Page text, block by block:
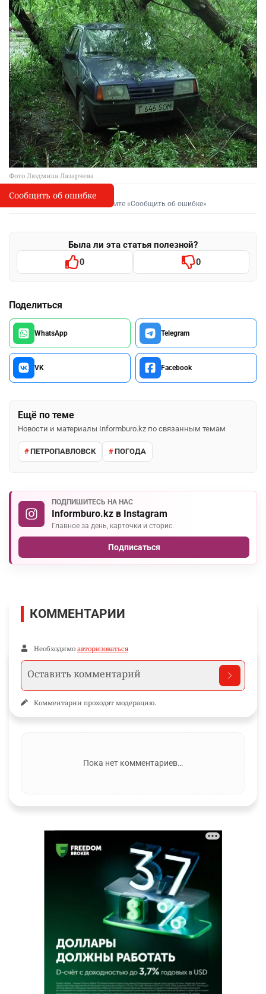
Фото Людмила Лазарчева
I
Сообщить об опечатке
Выделите фрагмент и нажмите «Сообщить об ошибке»
Была ли эта статья полезной?
0 0
Поделиться
WhatsApp Telegram
VK Facebook
Ещё по теме
Новости и материалы Informburo.kz по связанным темам
ПЕТРОПАВЛОВСК ПОГОДА
ПОДПИШИТЕСЬ НА НАС
Informburo.kz в Instagram
Главное за день, карточки и сторис.
Подписаться
Сообщить об ошибке
КОММЕНТАРИИ
Необходимо авторизоваться
Комментарии проходят модерацию.
Пока нет комментариев…